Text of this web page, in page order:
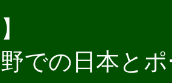
での日本とポ